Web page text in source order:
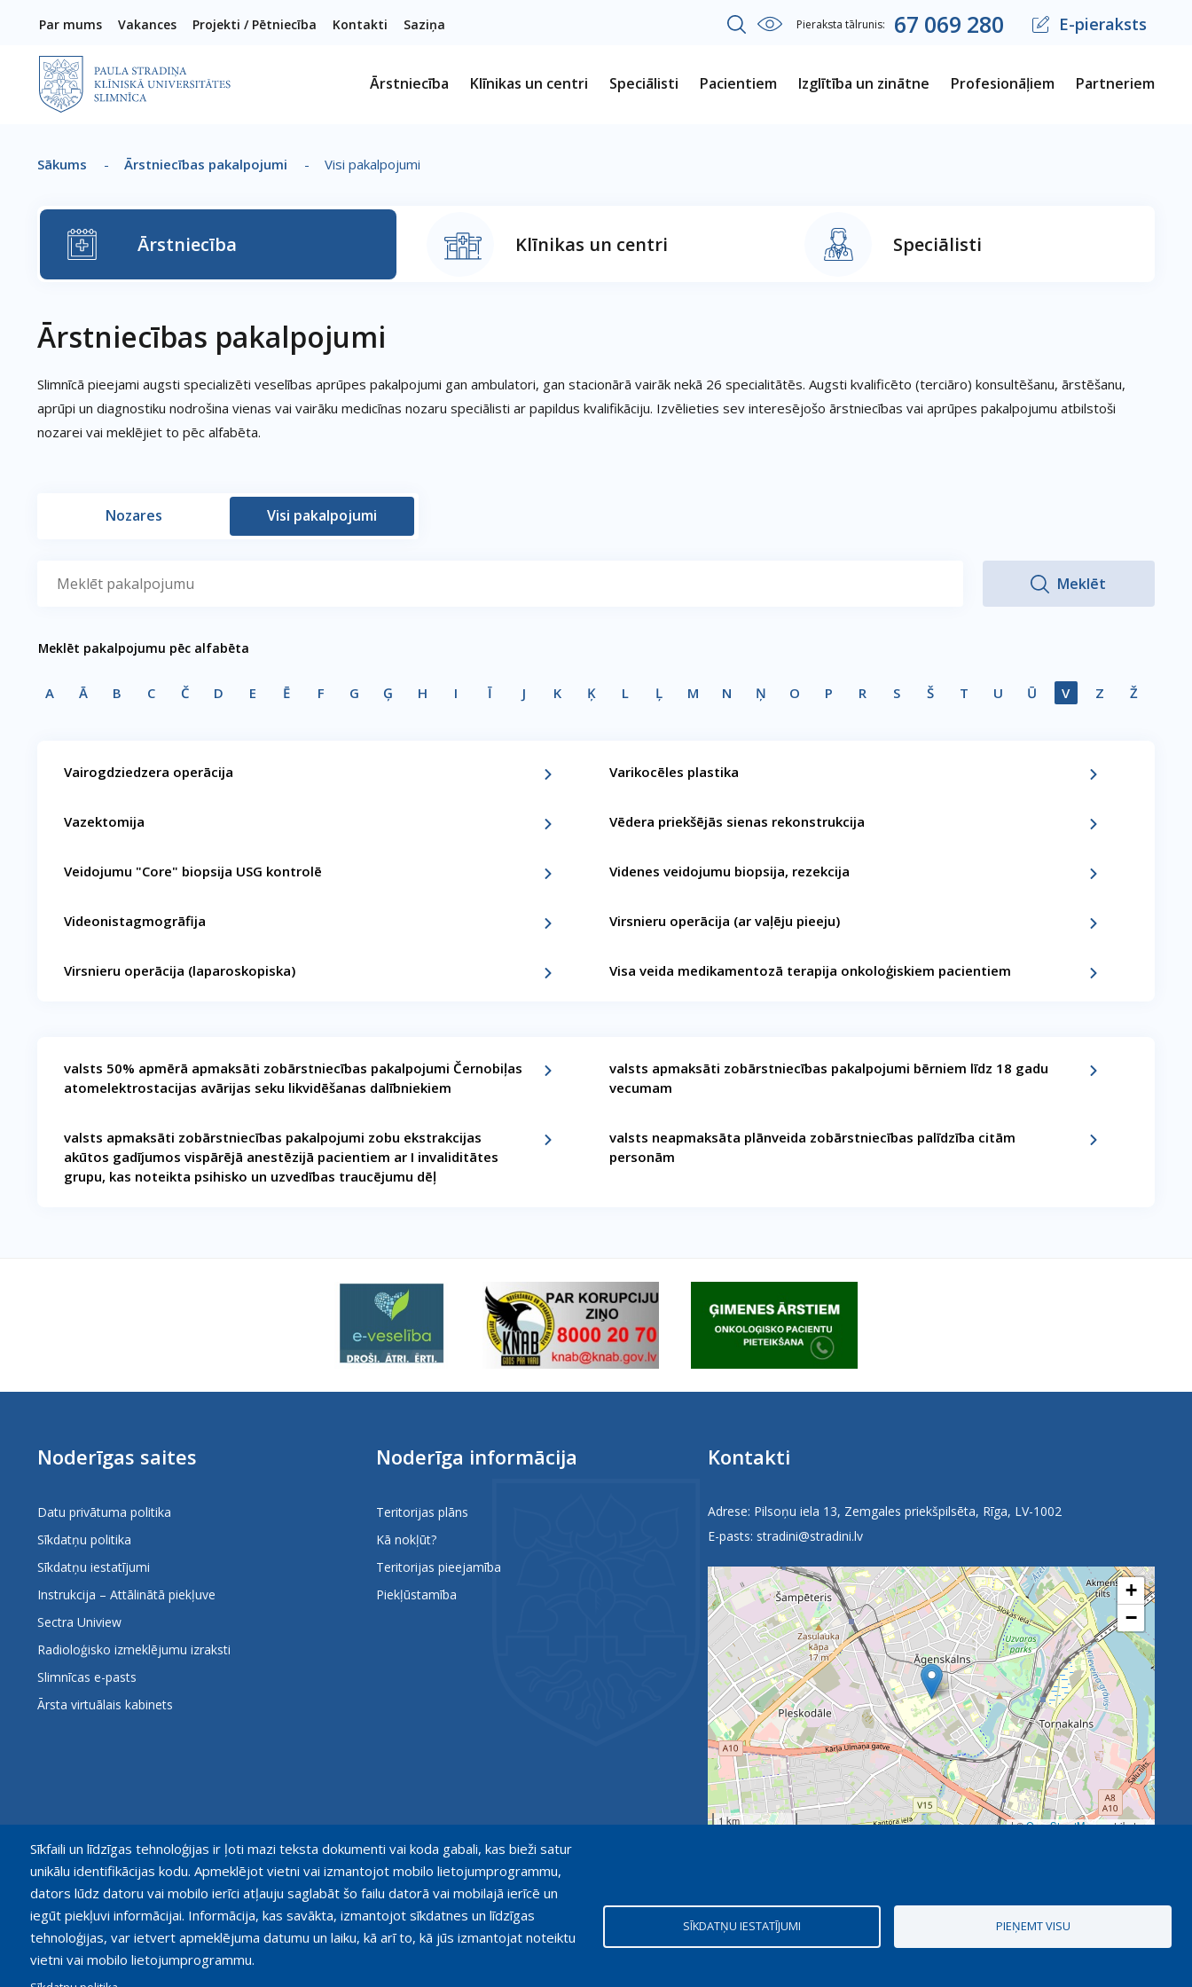
Par mums Vakances Projekti / Pētniecība Kontakti Saziņa Pieraksta tālrunis: 67 069 280 E-pieraksts
Ārstniecība Klīnikas un centri Speciālisti Pacientiem Izglītība un zinātne Profesionāļiem Partneriem
Sākums - Ārstniecības pakalpojumi - Visi pakalpojumi
Ārstniecība Klīnikas un centri Speciālisti
Ārstniecības pakalpojumi
Slimnīcā pieejami augsti specializēti veselības aprūpes pakalpojumi gan ambulatori, gan stacionārā vairāk nekā 26 specialitātēs. Augsti kvalificēto (terciāro) konsultēšanu, ārstēšanu,
aprūpi un diagnostiku nodrošina vienas vai vairāku medicīnas nozaru speciālisti ar papildus kvalifikāciju. Izvēlieties sev interesējošo ārstniecības vai aprūpes pakalpojumu atbilstoši
nozarei vai meklējiet to pēc alfabēta.
Nozares Visi pakalpojumi
Meklēt pakalpojumu pēc alfabēta
A Ā B C Č D E Ē F G Ģ H I Ī J K Ķ L Ļ M N Ņ O P R S Š T U Ū V Z Ž
Vairogdziedzera operācija Varikocēles plastika
Vazektomija Vēdera priekšējās sienas rekonstrukcija
Veidojumu "Core" biopsija USG kontrolē Videnes veidojumu biopsija, rezekcija
Videonistagmogrāfija Virsnieru operācija (ar vaļēju pieeju)
Virsnieru operācija (laparoskopiska) Visa veida medikamentozā terapija onkoloģiskiem pacientiem
valsts 50% apmērā apmaksāti zobārstniecības pakalpojumi Černobiļas
atomelektrostacijas avārijas seku likvidēšanas dalībniekiem
valsts apmaksāti zobārstniecības pakalpojumi bērniem līdz 18 gadu
vecumam
valsts apmaksāti zobārstniecības pakalpojumi zobu ekstrakcijas
akūtos gadījumos vispārējā anestēzijā pacientiem ar I invaliditātes
grupu, kas noteikta psihisko un uzvedības traucējumu dēļ
valsts neapmaksāta plānveida zobārstniecības palīdzība citām
personām
Noderīgas saites
Datu privātuma politika
Sīkdatņu politika
Sīkdatņu iestatījumi
Instrukcija – Attālinātā piekļuve
Sectra Uniview
Radioloģisko izmeklējumu izraksti
Slimnīcas e-pasts
Ārsta virtuālais kabinets
Noderīga informācija
Teritorijas plāns
Kā nokļūt?
Teritorijas pieejamība
Piekļūstamība
Kontakti
Adrese: Pilsoņu iela 13, Zemgales priekšpilsēta, Rīga, LV-1002
E-pasts: stradini@stradini.lv
+
−
1 km | ©OpenStreetMapcontributors
© Paula Stradiņa Klīniskā universitātes slimnīca, 2026.
Visas tiesības aizsargātas. Pārpublicēšanas gadijumā atsauce obligāta
Sīkfaili un līdzīgas tehnoloģijas ir ļoti mazi teksta dokumenti vai koda gabali, kas bieži satur
unikālu identifikācijas kodu. Apmeklējot vietni vai izmantojot mobilo lietojumprogrammu,
dators lūdz datoru vai mobilo ierīci atļauju saglabāt šo failu datorā vai mobilajā ierīcē un
iegūt piekļuvi informācijai. Informācija, kas savākta, izmantojot sīkdatnes un līdzīgas
tehnoloģijas, var ietvert apmeklējuma datumu un laiku, kā arī to, kā jūs izmantojat noteiktu
vietni vai mobilo lietojumprogrammu.
SĪKDATŅU IESTATĪJUMI PIEŅEMT VISU